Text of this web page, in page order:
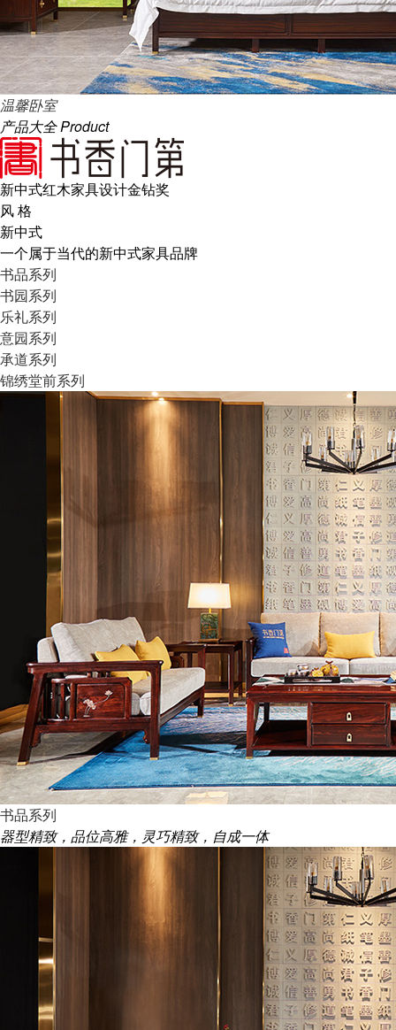
温馨卧室
产品大全Product
新中式红木家具设计金钻奖
风 格
新中式
一个属于当代的新中式家具品牌
书品系列
书园系列
乐礼系列
意园系列
承道系列
锦绣堂前系列
书品系列
器型精致，品位高雅，灵巧精致，自成一体